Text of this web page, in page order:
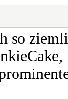
so